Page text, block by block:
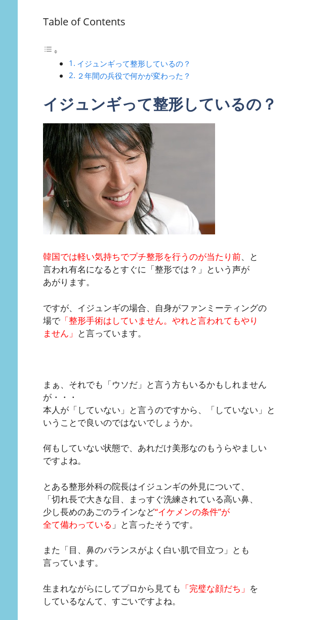
Table of Contents
イジュンギって整形しているの？
２年間の兵役で何かが変わった？
イジュンギって整形しているの？
韓国では軽い気持ちでプチ整形を行うのが当たり前、と
言われ有名になるとすぐに「整形では？」という声が
あがります。
ですが、イジュンギの場合、自身がファンミーティングの
場で「整形手術はしていません。やれと言われてもやり
ません」 と言っています。
まぁ、それでも「ウソだ」と言う方もいるかもしれません
が・・・
本人が「していない」と言うのですから、「していない」と
いうことで良いのではないでしょうか。
何もしていない状態で、あれだけ美形なのもうらやましい
ですよね。
とある整形外科の院長はイジュンギの外見について、
「切れ長で大きな目、まっすぐ洗練されている高い鼻、
少し長めのあごのラインなど“イケメンの条件”が
全て備わっている 」と言ったそうです。
また「目、鼻のバランスがよく白い肌で目立つ」とも
言っています。
生まれながらにしてプロから見ても 「完璧な顔だち」 を
しているなんて、すごいですよね。